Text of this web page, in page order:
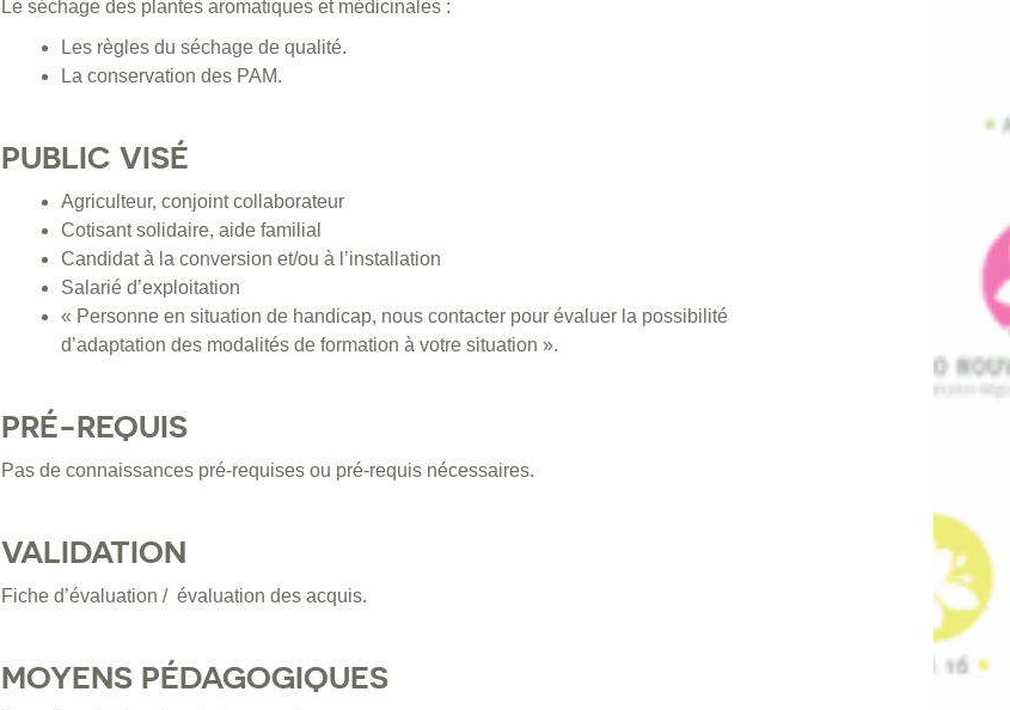
Le séchage des plantes aromatiques et médicinales :
Les règles du séchage de qualité.
La conservation des PAM.
PUBLIC VISÉ
Agriculteur, conjoint collaborateur
Cotisant solidaire, aide familial
Candidat à la conversion et/ou à l’installation
Salarié d’exploitation
« Personne en situation de handicap, nous contacter pour évaluer la possibilité
d’adaptation des modalités de formation à votre situation ».
PRÉ-REQUIS
Pas de connaissances pré-requises ou pré-requis nécessaires.
VALIDATION
Fiche d’évaluation / évaluation des acquis.
MOYENS PÉDAGOGIQUES